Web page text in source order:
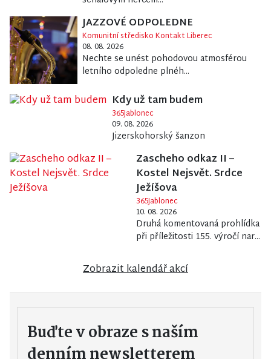
JAZZOVÉ ODPOLEDNE
Komunitní středisko Kontakt Liberec
08. 08. 2026
Nechte se unést pohodovou atmosférou
letního odpoledne plnéh...
Kdy už tam budem
365Jablonec
09. 08. 2026
Jizerskohorský šanzon
Zascheho odkaz II –
Kostel Nejsvět. Srdce
Ježíšova
365Jablonec
10. 08. 2026
Druhá komentovaná prohlídka
při příležitosti 155. výročí nar...
Zobrazit kalendář akcí
Buďte v obraze s naším